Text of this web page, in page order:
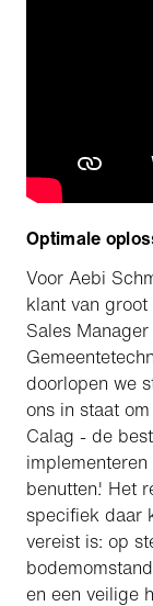
Optimale
Voor Aebi
klant van
Sales
doorlopen we
ons in staat
Calag - de
benutten.' Het
specifiek daar
vereist is: op
en een veilige